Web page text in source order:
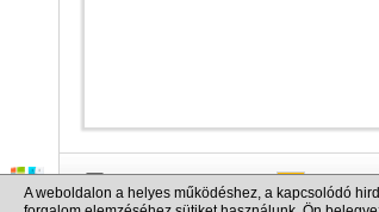
info@cargo.lt
+370 655
A weboldalon a helyes működéshez, a kapcsolódó